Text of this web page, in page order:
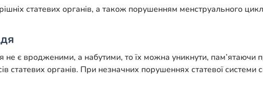
статевих органів, а також порушенням менструального
не є вродженими, а набутими, то їх можна уникнути, пам’ятаючи
статевих органів. При незначних порушеннях статевої системи